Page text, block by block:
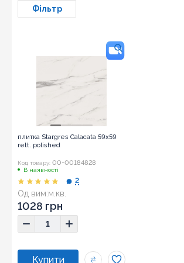
Фільтр
плитка Stargres Calacata 59x59
rett. polished
Код товару: 00-00184828
В наявності
Од вим:м.кв.
Розмір:59x59
2
1028 грн